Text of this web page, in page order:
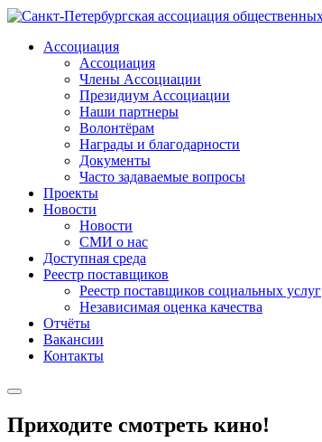
Ассоциация
Ассоциация
Члены Ассоциации
Президиум Ассоциации
Наши партнеры
Волонтёрам
Награды и благодарности
Документы
Часто задаваемые вопросы
Проекты
Новости
Новости
СМИ о нас
Доступная среда
Реестр поставщиков
Реестр поставщиков социальных услуг
Независимая оценка качества
Отчёты
Вакансии
Контакты
Приходите смотреть кино!